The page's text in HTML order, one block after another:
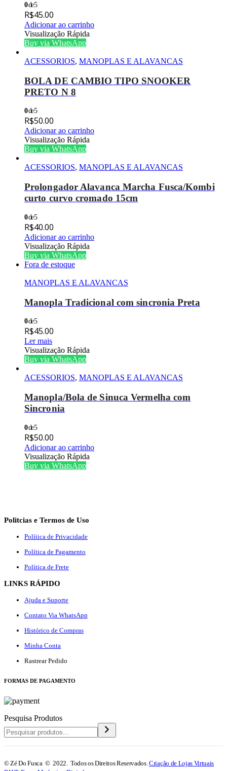
0de 5
R$45.00
Adicionar ao carrinho
Visualização Rápida
Buy via WhatsApp
ACESSORIOS, MANOPLAS E ALAVANCAS
BOLA DE CAMBIO TIPO SNOOKER
PRETO N 8
0de 5
R$50.00
Adicionar ao carrinho
Visualização Rápida
Buy via WhatsApp
ACESSORIOS, MANOPLAS E ALAVANCAS
Prolongador Alavanca Marcha Fusca/Kombi
curto curvo cromado 15cm
0de 5
R$40.00
Adicionar ao carrinho
Visualização Rápida
Buy via WhatsApp
Fora de estoque
MANOPLAS E ALAVANCAS
Manopla Tradicional com sincronia Preta
0de 5
R$45.00
Ler mais
Visualização Rápida
Buy via WhatsApp
ACESSORIOS, MANOPLAS E ALAVANCAS
Manopla/Bola de Sinuca Vermelha com
Sincronia
0de 5
R$50.00
Adicionar ao carrinho
Visualização Rápida
Buy via WhatsApp
Politcias e Termos de Uso
Política de Privacidade
Política de Pagamento
Política de Frete
LINKS RÁPIDO
Ajuda e Suporte
Contato Via WhatsApp
Histórico de Compras
Minha Conta
Rastrear Pedido
FORMAS DE PAGAMENTO
Pesquisa Produtos
© Zé Do Fusca © 2022. Todos os Direitos Reservados.Criação de Lojas Virtuais